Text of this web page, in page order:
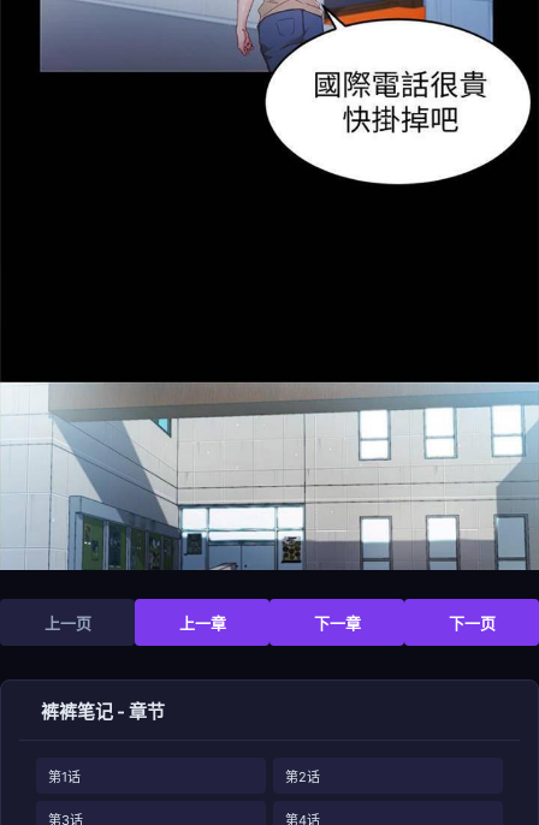
上一页 上一章 下一章 下一页
裤裤笔记 - 章节
第1话 第2话
第3话 第4话